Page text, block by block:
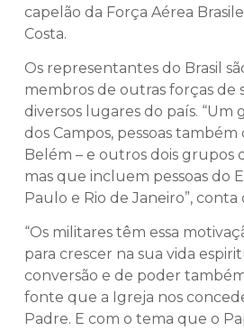
capelão da Força Aérea
Costa.
Os representantes do Brasil
membros de outras forças de
diversos lugares do país. “Um
dos Campos, pessoas
Belém – e outros dois grupos
mas que incluem pessoas do
Paulo e Rio de Janeiro”, conta
“Os militares têm essa
para crescer na sua vida
conversão e de poder
fonte que a Igreja nos
Padre. E com o tema que o